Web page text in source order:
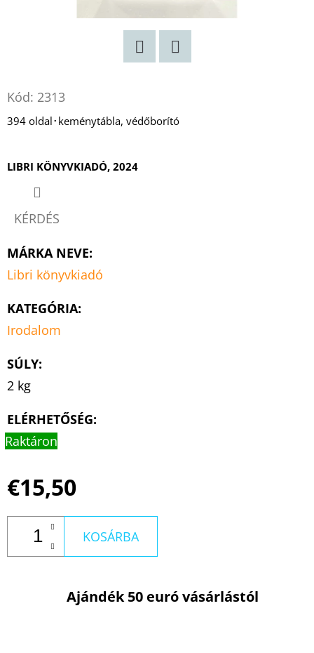
Kód: 2313
394 oldal･keménytábla, védőborító
LIBRI KÖNYVKIADÓ, 2024
KÉRDÉS
MÁRKA NEVE:
Libri könyvkiadó
KATEGÓRIA:
Irodalom
SÚLY:
2 kg
ELÉRHETŐSÉG:
Raktáron
€15,50
KOSÁRBA
Ajándék 50 euró vásárlástól